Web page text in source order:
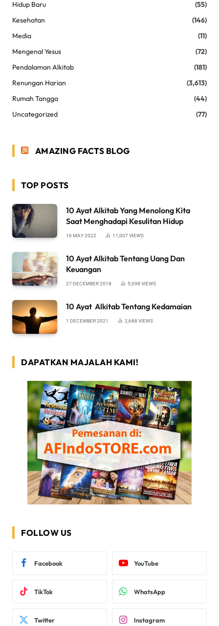
Hidup Baru
(55)
Kesehatan
(146)
Media
(11)
Mengenal Yesus
(72)
Pendalaman Alkitab
(181)
Renungan Harian
(3,613)
Rumah Tangga
(44)
Uncategorized
(77)
AMAZING FACTS BLOG
TOP POSTS
10 Ayat Alkitab Yang Menolong Kita
Saat Menghadapi Kesulitan Hidup
16 MAY 2022 11,007 VIEWS
10 Ayat Alkitab Tentang Uang Dan
Keuangan
27 DECEMBER 2018 5,098 VIEWS
10 Ayat Alkitab Tentang Kedamaian
1 DECEMBER 2021 2,688 VIEWS
DAPATKAN MAJALAH KAMI!
FOLLOW US
Facebook YouTube
TikTok WhatsApp
Twitter Instagram